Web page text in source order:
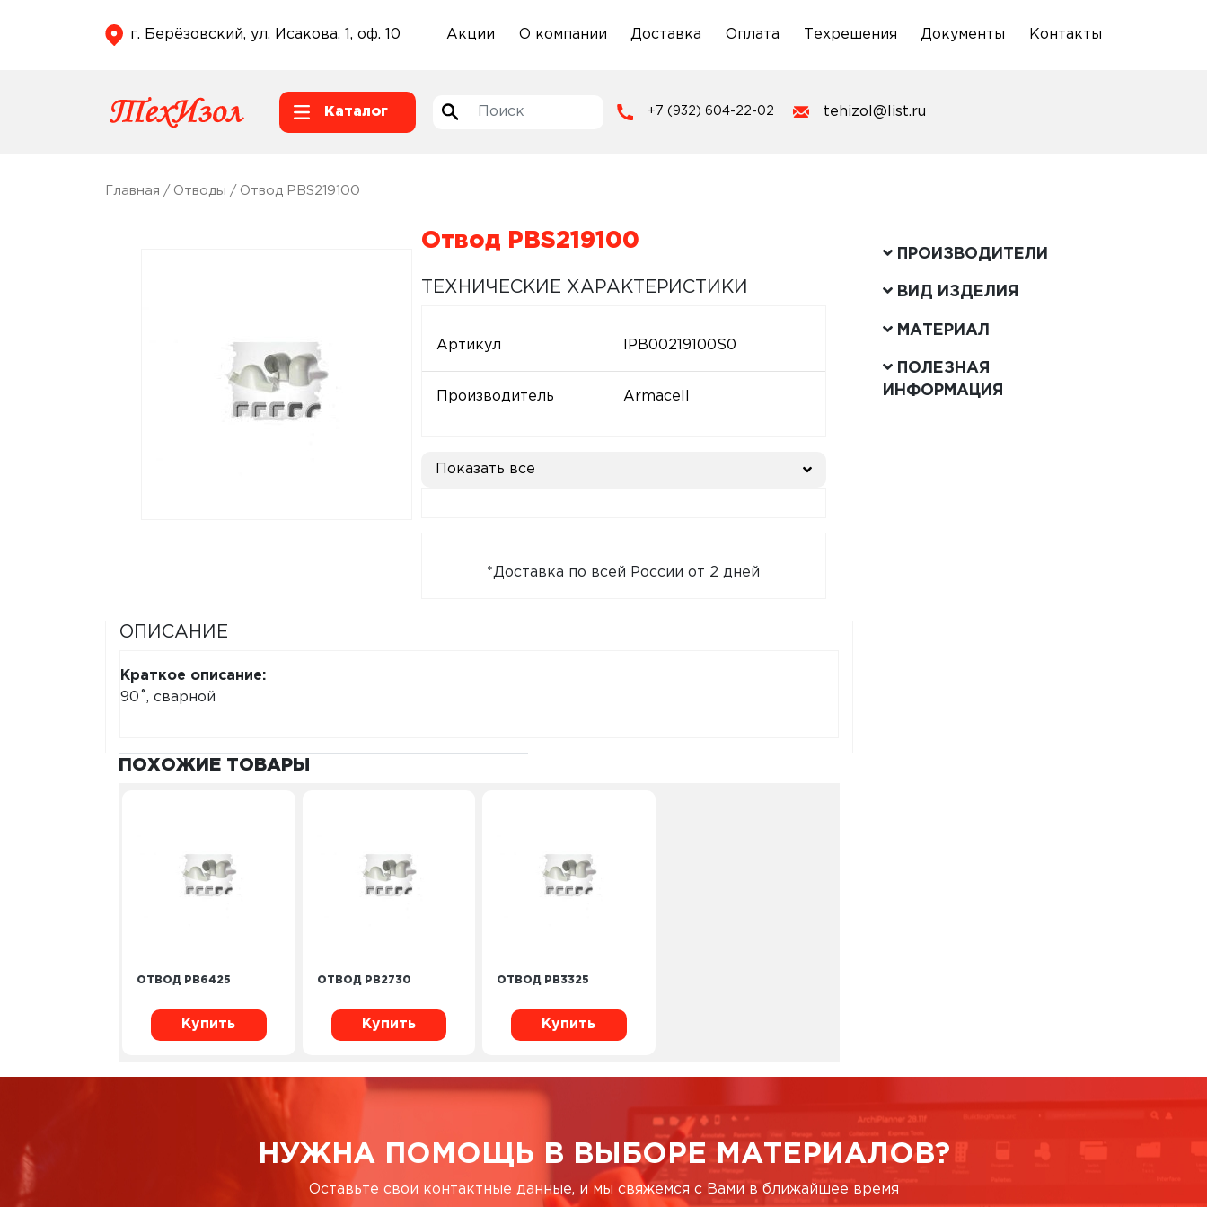
г. Берёзовский, ул. Исакова, 1, оф. 10 Акции О компании Доставка Оплата Техрешения Документы Контакты
Каталог +7 (932) 604-22-02 tehizol@list.ru
Главная / Отводы / Отвод PBS219100
Отвод PBS219100
ТЕХНИЧЕСКИЕ ХАРАКТЕРИСТИКИ
Артикул IPB00219100S0
Производитель Armacell
Показать все
*Доставка по всей России от 2 дней
ОПИСАНИЕ
Краткое описание:
90˚, сварной
ПОХОЖИЕ ТОВАРЫ
ОТВОД PB6425
Купить
ОТВОД PB2730
Купить
ОТВОД PB3325
Купить
ПРОИЗВОДИТЕЛИ
ВИД ИЗДЕЛИЯ
МАТЕРИАЛ
ПОЛЕЗНАЯ
ИНФОРМАЦИЯ
НУЖНА ПОМОЩЬ В ВЫБОРЕ МАТЕРИАЛОВ?
Оставьте свои контактные данные, и мы свяжемся с Вами в ближайшее время